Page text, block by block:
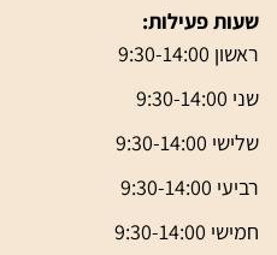
שעות פעילות:
ראשון 9:30-14:00
שני 9:30-14:00
שלישי 9:30-14:00
רביעי 9:30-14:00
חמישי 9:30-14:00